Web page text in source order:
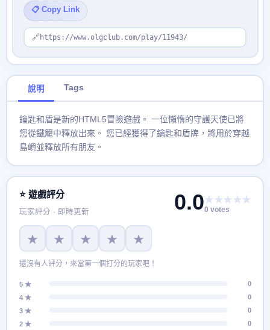
📋 Copy Link
🔗 https://www.olgclub.com/play/11943/
說明 Tags
鑰匙和盾是新的HTML5冒險遊戲。 一位懶惰的守護天使已將
您從鐵籠中釋放出來。 您已經獲得了鑰匙和盾牌，將用於穿越
島嶼並釋放所有朋友。
⭐ 遊戲評分
玩家評分 · 即時更新 0.0★★★★★
0 votes
★ ★ ★ ★ ★
還沒有人評分，來當第一個打分的玩家吧！
5 ★
0
4 ★
0
3 ★
0
2 ★
0